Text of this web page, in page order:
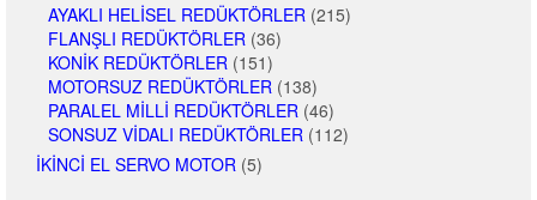
AYAKLI HELISEL REDÜKTÖRLER (215)
FLANŞLI REDÜKTÖRLER (36)
KONIK REDÜKTÖRLER (151)
MOTORSUZ REDÜKTÖRLER (138)
PARALEL MILLI REDÜKTÖRLER (46)
SONSUZ VIDALI REDÜKTÖRLER (112)
İKINCI EL SERVO MOTOR (5)